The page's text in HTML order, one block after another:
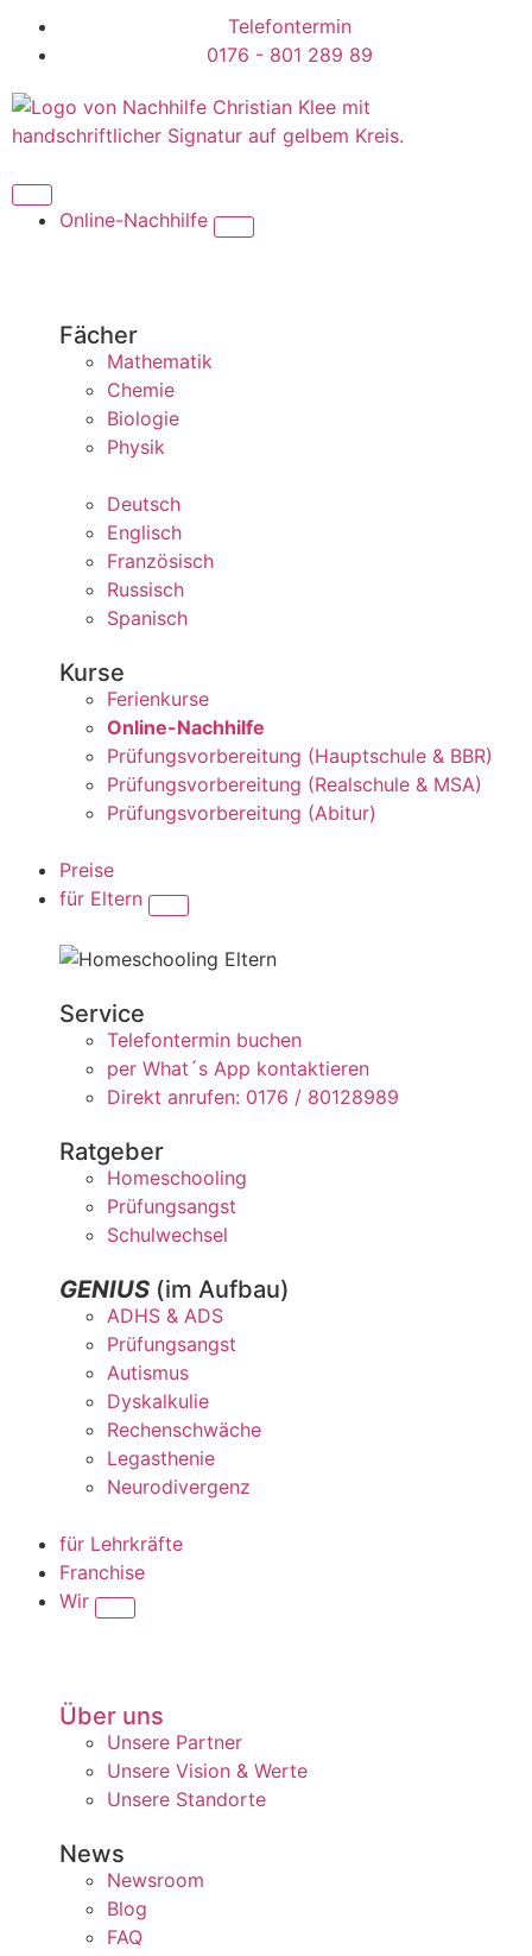
Telefontermin
0176 - 801 289 89
Online-Nachhilfe
Fächer
Mathematik
Chemie
Biologie
Physik
Deutsch
Englisch
Französisch
Russisch
Spanisch
Kurse
Ferienkurse
Online-Nachhilfe
Prüfungsvorbereitung (Hauptschule & BBR)
Prüfungsvorbereitung (Realschule & MSA)
Prüfungsvorbereitung (Abitur)
Preise
für Eltern
Service
Telefontermin buchen
per What´s App kontaktieren
Direkt anrufen: 0176 / 80128989
Ratgeber
Homeschooling
Prüfungsangst
Schulwechsel
GENIUS (im Aufbau)
ADHS & ADS
Prüfungsangst
Autismus
Dyskalkulie
Rechenschwäche
Legasthenie
Neurodivergenz
für Lehrkräfte
Franchise
Wir
Über uns
Unsere Partner
Unsere Vision & Werte
Unsere Standorte
News
Newsroom
Blog
FAQ